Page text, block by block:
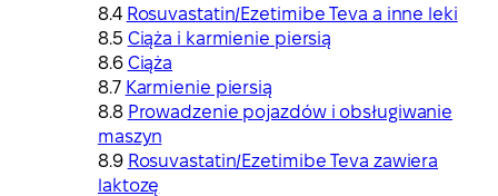
Rosuvastatin/Ezetimibe Teva a inne leki
Ciąża i karmienie piersią
Ciąża
Karmienie piersią
Prowadzenie pojazdów i obsługiwanie
maszyn
Rosuvastatin/Ezetimibe Teva zawiera
laktozę